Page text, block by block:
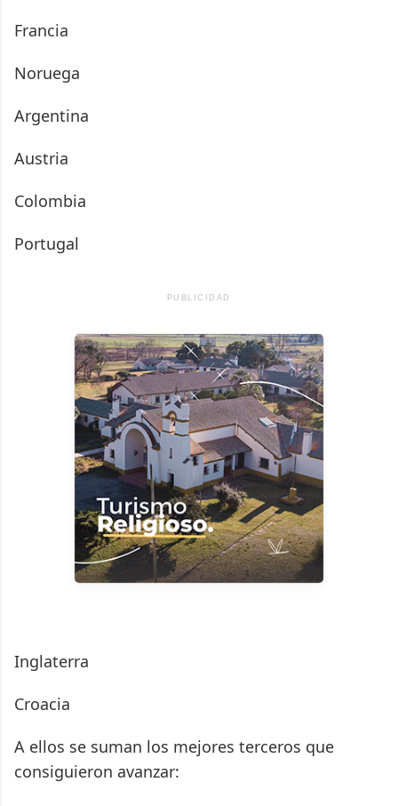
Francia
Noruega
Argentina
Austria
Colombia
Portugal
PUBLICIDAD
Inglaterra
Croacia
A ellos se suman los mejores terceros que
consiguieron avanzar: